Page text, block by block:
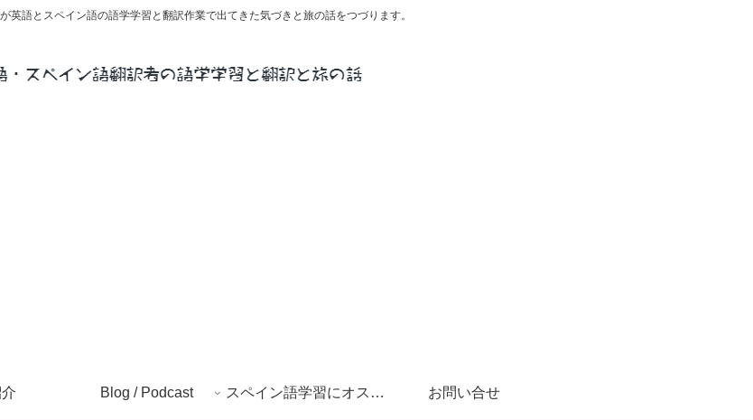
英語とスペイン語の語学学習と翻訳作業で出てきた気づきと旅の話をつづります。
Blog / Podcast スペイン語学習にオススメ書籍(文法～DELE対策まで) お問い合せ